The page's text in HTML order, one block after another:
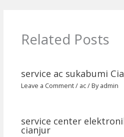
Related Posts
service ac sukabumi
Leave a Comment/ ac/ Byadmin
service center
cianjur